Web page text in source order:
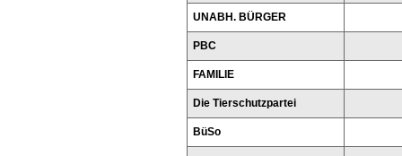
UNABH. BÜRGER
PBC
FAMILIE
Die Tierschutzpartei
BüSo